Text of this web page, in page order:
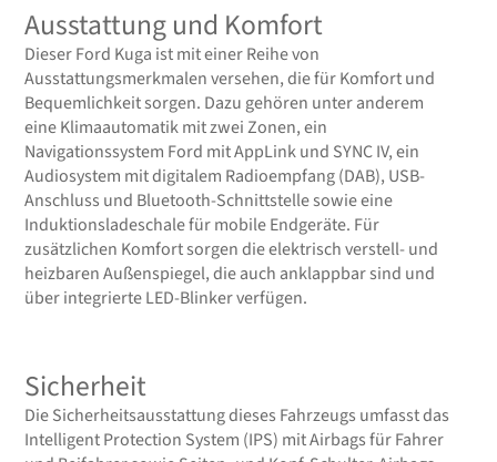
Ausstattung und Komfort
Dieser Ford Kuga ist mit einer Reihe von
Ausstattungsmerkmalen versehen, die für Komfort und
Bequemlichkeit sorgen. Dazu gehören unter anderem
eine Klimaautomatik mit zwei Zonen, ein
Navigationssystem Ford mit AppLink und SYNC IV, ein
Audiosystem mit digitalem Radioempfang (DAB), USB-
Anschluss und Bluetooth-Schnittstelle sowie eine
Induktionsladeschale für mobile Endgeräte. Für
zusätzlichen Komfort sorgen die elektrisch verstell- und
heizbaren Außenspiegel, die auch anklappbar sind und
über integrierte LED-Blinker verfügen.
Sicherheit
Die Sicherheitsausstattung dieses Fahrzeugs umfasst das
Intelligent Protection System (IPS) mit Airbags für Fahrer